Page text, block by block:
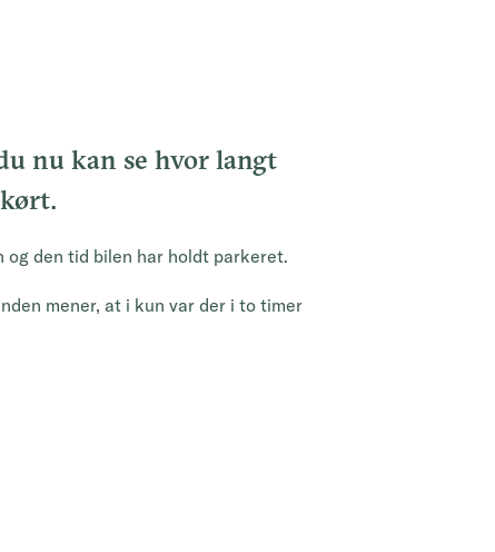
nu kan se hvor langt
den tid bilen har holdt parkeret.
mener, at i kun var der i to timer